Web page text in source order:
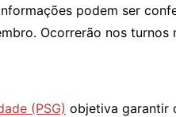
podem ser
Ocorrerão nos turnos
(PSG) objetiva garantir